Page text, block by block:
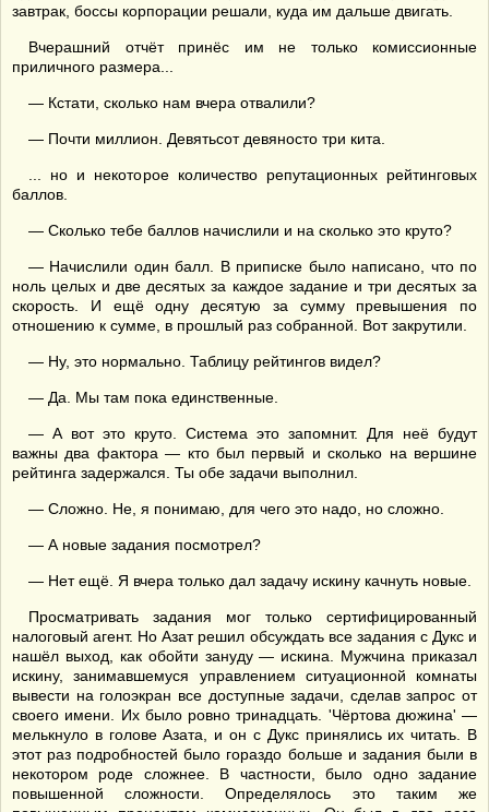
завтрак, боссы корпорации решали, куда им дальше двигать.
Вчерашний отчёт принёс им не только комиссионные
приличного размера...
— Кстати, сколько нам вчера отвалили?
— Почти миллион. Девятьсот девяносто три кита.
... но и некоторое количество репутационных рейтинговых
баллов.
— Сколько тебе баллов начислили и на сколько это круто?
— Начислили один балл. В приписке было написано, что по
ноль целых и две десятых за каждое задание и три десятых за
скорость. И ещё одну десятую за сумму превышения по
отношению к сумме, в прошлый раз собранной. Вот закрутили.
— Ну, это нормально. Таблицу рейтингов видел?
— Да. Мы там пока единственные.
— А вот это круто. Система это запомнит. Для неё будут
важны два фактора — кто был первый и сколько на вершине
рейтинга задержался. Ты обе задачи выполнил.
— Сложно. Не, я понимаю, для чего это надо, но сложно.
— А новые задания посмотрел?
— Нет ещё. Я вчера только дал задачу искину качнуть новые.
Просматривать задания мог только сертифицированный
налоговый агент. Но Азат решил обсуждать все задания с Дукс и
нашёл выход, как обойти зануду — искина. Мужчина приказал
искину, занимавшемуся управлением ситуационной комнаты
вывести на голоэкран все доступные задачи, сделав запрос от
своего имени. Их было ровно тринадцать. 'Чёртова дюжина' —
мелькнуло в голове Азата, и он с Дукс принялись их читать. В
этот раз подробностей было гораздо больше и задания были в
некотором роде сложнее. В частности, было одно задание
повышенной сложности. Определялось это таким же